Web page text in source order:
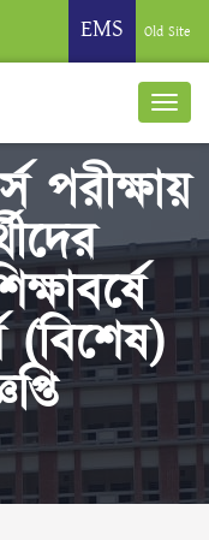
EMS Old Site
পরীক্ষায়
(বিশেষ)